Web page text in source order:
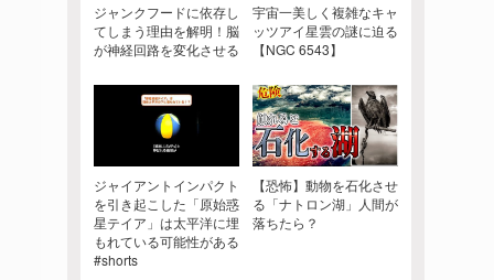
ジャンクフードに依存し
てしまう理由を解明！脳
が神経回路を変化させる
宇宙一美しく複雑なキャ
ッツアイ星雲の謎に迫る
【NGC 6543】
ジャイアントインパクト
を引き起こした「原始惑
星テイア」は太平洋に埋
もれている可能性がある
#shorts
【恐怖】動物を石化させ
る「ナトロン湖」人間が
落ちたら？